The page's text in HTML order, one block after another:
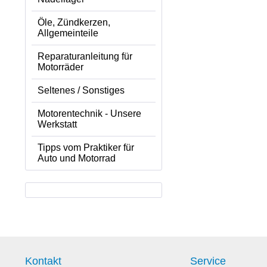
Öle, Zündkerzen,
Allgemeinteile
Reparaturanleitung für
Motorräder
Seltenes / Sonstiges
Motorentechnik - Unsere
Werkstatt
Tipps vom Praktiker für
Auto und Motorrad
Kontakt Service